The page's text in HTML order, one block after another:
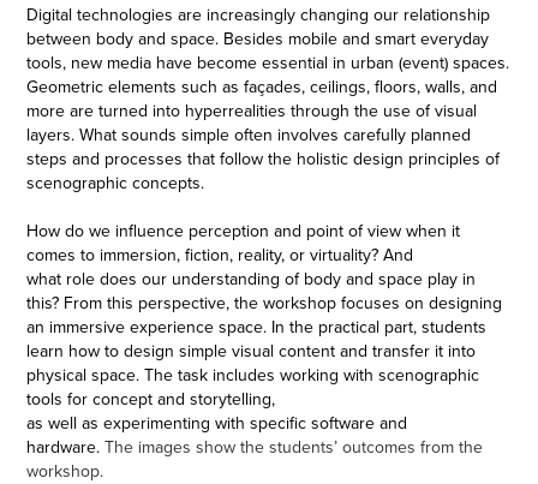
Digital technologies are increasingly changing our relationship
between body and space. Besides mobile and smart everyday
tools, new media have become essential in urban (event) spaces.
Geometric elements such as façades, ceilings, floors, walls, and
more are turned into hyperrealities through the use of visual
layers. What sounds simple often involves carefully planned
steps and processes that follow the holistic design principles of
scenographic concepts.
How do we influence perception and point of view when it
comes to immersion, fiction, reality, or virtuality? And
what role does our understanding of body and space play in
this? From this perspective, the workshop focuses on designing
an immersive experience space. In the practical part, students
learn how to design simple visual content and transfer it into
physical space. The task includes working with scenographic
tools for concept and storytelling,
as well as experimenting with specific software and
hardware.The images show the students’ outcomes from the
workshop.